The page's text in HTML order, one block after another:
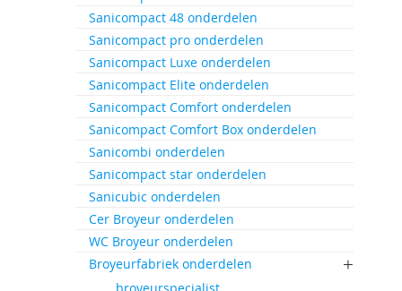
Sanicompact 48 onderdelen
Sanicompact pro onderdelen
Sanicompact Luxe onderdelen
Sanicompact Elite onderdelen
Sanicompact Comfort onderdelen
Sanicompact Comfort Box onderdelen
Sanicombi onderdelen
Sanicompact star onderdelen
Sanicubic onderdelen
Cer Broyeur onderdelen
WC Broyeur onderdelen
Broyeurfabriek onderdelen